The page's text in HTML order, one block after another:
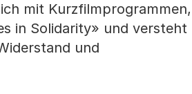
mit Kurzfilmprogrammen,
in Solidarity» und versteht
und